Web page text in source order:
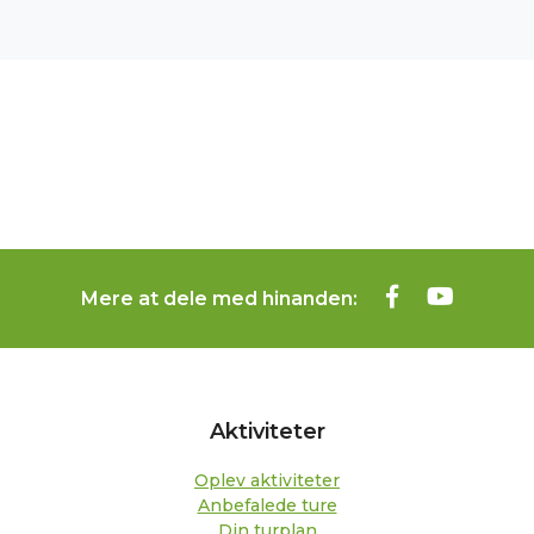
Mere at dele med hinanden:
Aktiviteter
Oplev aktiviteter
Anbefalede ture